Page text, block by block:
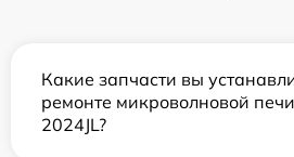
Какие запчасти вы
ремонте микроволновой
2024JL?